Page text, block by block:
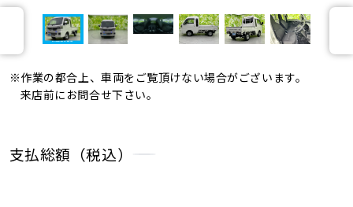
※作業の都合上、車両をご覧頂けない場合がございます。
来店前にお問合せ下さい。
支払総額（税込）